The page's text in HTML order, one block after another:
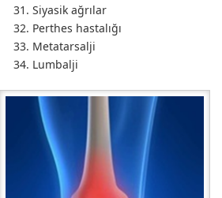
Siyasik ağrılar
Perthes hastalığı
Metatarsalji
Lumbalji